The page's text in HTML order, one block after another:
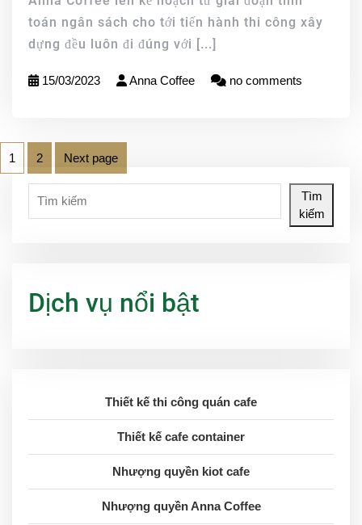
toán ngân sách cho tới tiến hành thi công xây
dựng đều luôn đi đúng với [...]
15/03/2023 Anna Coffee no comments
1 2 Next page
Tìm
kiếm
Dịch vụ nổi bật
Thiết kế thi công quán cafe
Thiết kế cafe container
Nhượng quyền kiot cafe
Nhượng quyền Anna Coffee